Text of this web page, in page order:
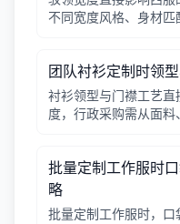
不同宽度风格、身材匹
团队衬衫定制时领
衬衫领型与门襟工艺
度，行政采购需从面料
批量定制工作服时
略
批量定制工作服时，